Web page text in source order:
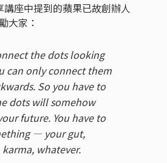
座中提到的蘋果已故創辦人
大家：
the dots looking
can only connect them
So you have to
dots will somehow
future. You have to
— your gut,
whatever.